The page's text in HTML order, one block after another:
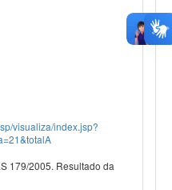
visualiza/index.jsp?
179/2005. Resultado da